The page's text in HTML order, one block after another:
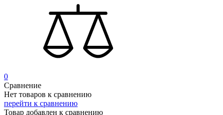
0
Сравнение
Нет товаров к сравнению
перейти к сравнению
Товар добавлен к сравнению